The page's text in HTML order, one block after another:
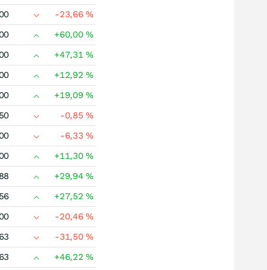
-23,66%
+60,00%
+47,31%
+12,92%
+19,09%
-0,85%
-6,33%
+11,30%
+29,94%
+27,52%
-20,46%
-31,50%
+46,22%